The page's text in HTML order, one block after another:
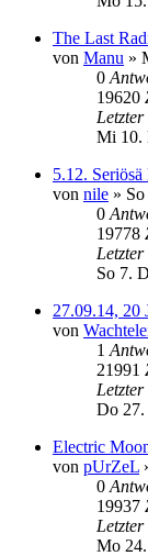
The Last
von Manu »
0
19620
Mi 10.
5.12.
von nile »
0
19778
So 7.
27.09.14, 20
von
1
21991
Do
Electric
von pUrZeL
0
19937
Mo